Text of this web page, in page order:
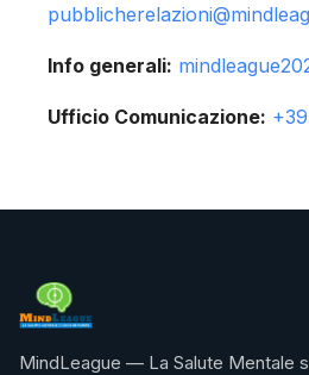
Info generali:
Ufficio Comunicazione:
MindLeague — La Salute Mentale